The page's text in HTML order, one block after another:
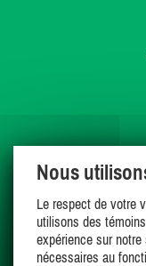
Nous
Le respect de votre
utilisons des
expérience sur
nécessaires au